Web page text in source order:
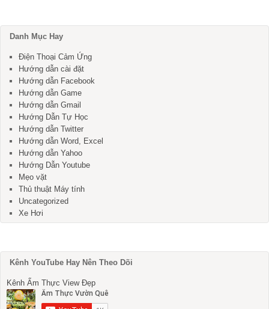
Danh Mục Hay
Điện Thoại Cảm Ứng
Hướng dẫn cài đặt
Hướng dẫn Facebook
Hướng dẫn Game
Hướng dẫn Gmail
Hướng Dẫn Tự Học
Hướng dẫn Twitter
Hướng dẫn Word, Excel
Hướng dẫn Yahoo
Hướng Dẫn Youtube
Mẹo vặt
Thủ thuật Máy tính
Uncategorized
Xe Hơi
Kênh YouTube Hay Nên Theo Dõi
Kênh Ẩm Thực View Đẹp